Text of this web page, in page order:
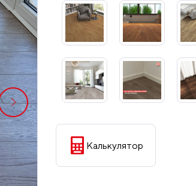
Калькулятор